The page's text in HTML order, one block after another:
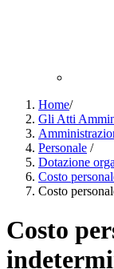
Home/
Gli Atti
Personale /
Dotazione
Costo
Costo
Costo